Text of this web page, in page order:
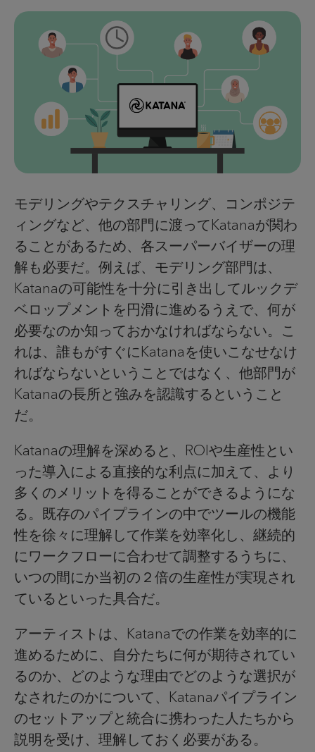
モデリングやテクスチャリング、コンポジテ
ィングなど、他の部門に渡ってKatanaが関わ
ることがあるため、各スーパーバイザーの理
解も必要だ。例えば、モデリング部門は、
Katanaの可能性を十分に引き出してルックデ
ベロップメントを円滑に進めるうえで、何が
必要なのか知っておかなければならない。こ
れは、誰もがすぐにKatanaを使いこなせなけ
ればならないということではなく、他部門が
Katanaの長所と強みを認識するということ
だ。
Katanaの理解を深めると、ROIや生産性とい
った導入による直接的な利点に加えて、より
多くのメリットを得ることができるようにな
る。既存のパイプラインの中でツールの機能
性を徐々に理解して作業を効率化し、継続的
にワークフローに合わせて調整するうちに、
いつの間にか当初の２倍の生産性が実現され
ているといった具合だ。
アーティストは、Katanaでの作業を効率的に
進めるために、自分たちに何が期待されてい
るのか、どのような理由でどのような選択が
なされたのかについて、Katanaパイプライン
のセットアップと統合に携わった人たちから
説明を受け、理解しておく必要がある。